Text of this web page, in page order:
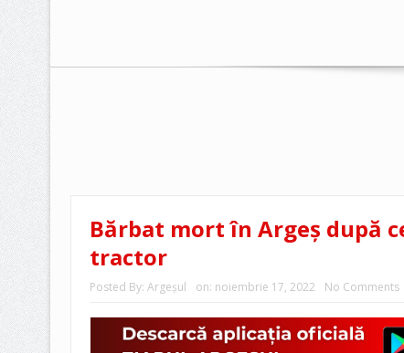
Bărbat mort în Argeș după
tractor
Posted By: Argeşul on: noiembrie 17, 2022 No Comments